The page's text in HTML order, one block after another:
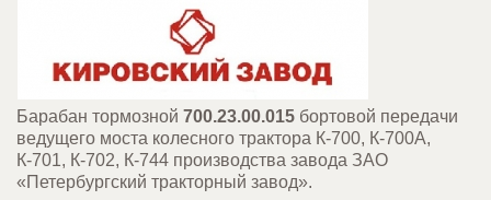
Барабан тормозной 700.23.00.015 бортовой передачи
ведущего моста колесного трактора К-700, К-700А,
К-701, К-702, К-744 производства завода ЗАО
«Петербургский тракторный завод».